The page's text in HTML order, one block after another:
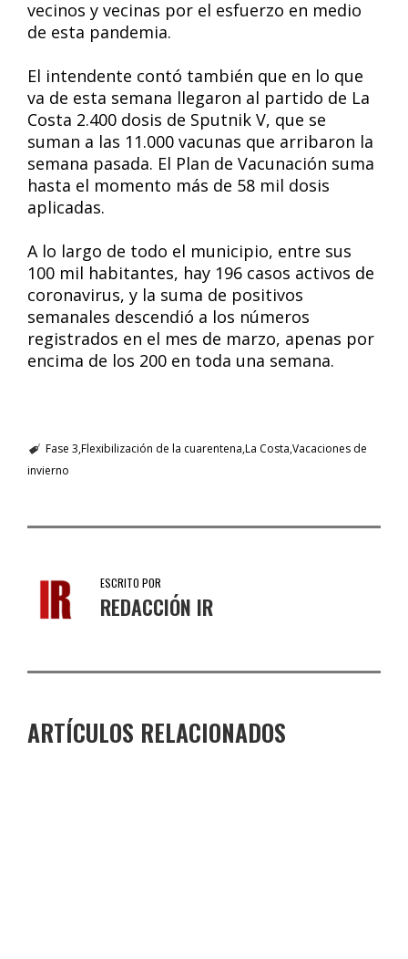
vecinos y vecinas por el esfuerzo en medio
de esta pandemia.
El intendente contó también que en lo que
va de esta semana llegaron al partido de La
Costa 2.400 dosis de Sputnik V, que se
suman a las 11.000 vacunas que arribaron la
semana pasada. El Plan de Vacunación suma
hasta el momento más de 58 mil dosis
aplicadas.
A lo largo de todo el municipio, entre sus
100 mil habitantes, hay 196 casos activos de
coronavirus, y la suma de positivos
semanales descendió a los números
registrados en el mes de marzo, apenas por
encima de los 200 en toda una semana.
Fase 3 Flexibilización de la cuarentena La Costa Vacaciones de
invierno
ESCRITO POR
REDACCIÓN IR
ARTÍCULOS RELACIONADOS